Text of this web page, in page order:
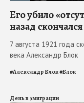
Его убило
назад
7 августа 1921 года
века Александр Блок
#Александр Блок#Блок
День в эмиграции